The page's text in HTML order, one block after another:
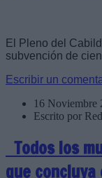
El Pleno del
subvención de
Escribir un
16 Noviembre
Escrito por
Todos los
que